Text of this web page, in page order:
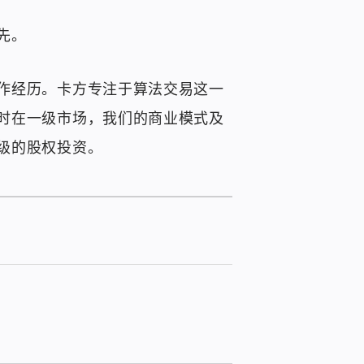
。
经历。卡方专注于算法交易这一
在一级市场，我们的商业模式及
股权投资。